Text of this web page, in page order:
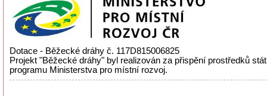
Dotace - Běžecké dráhy č. 117D815006825
Projekt "Běžecké dráhy" byl realizován za přispění prostředků
programu Ministerstva pro místní rozvoj.